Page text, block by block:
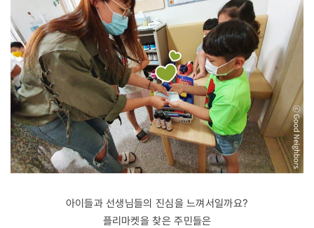
아이들과 선생님들의 진심을 느껴서일까요?
플리마켓을 찾은 주민들은